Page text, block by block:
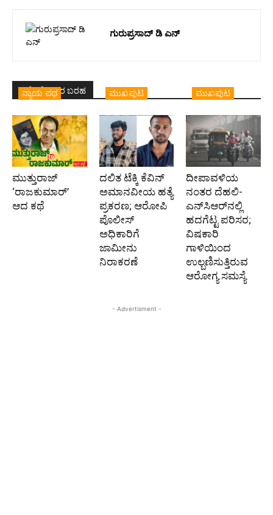
ಗುರುಪ್ರಸಾದ್ ಡಿ ಎನ್
ಇದೇ ಲೇಖಕರ ಬರಹ
ನ್ಯಾಯ ಪಥ
ಮುತ್ತುರಾಜ್
‘ರಾಜಕುಮಾರ್‍’
ಆದ ಕಥೆ
ಮುಖಪುಟ
ದಲಿತ ಟೆಕ್ಕಿ ಕೆವಿನ್
ಅಮಾನವೀಯ ಹತ್ಯೆ
ಪ್ರಕರಣ; ಆರೋಪಿ
ಪೊಲೀಸ್‌
ಅಧಿಕಾರಿಗೆ
ಜಾಮೀನು
ನಿರಾಕರಣೆ
ಮುಖಪುಟ
ದೀಪಾವಳಿಯ
ನಂತರ ದೆಹಲಿ-
ಎನ್‌ಸಿಆರ್‌ನಲ್ಲಿ
ಹದಗೆಟ್ಟ ಪರಿಸರ;
ವಿಷಕಾರಿ
ಗಾಳಿಯಿಂದ
ಉಲ್ಬಣಿಸುತ್ತಿರುವ
ಆರೋಗ್ಯ ಸಮಸ್ಯೆ
- Advertisment -